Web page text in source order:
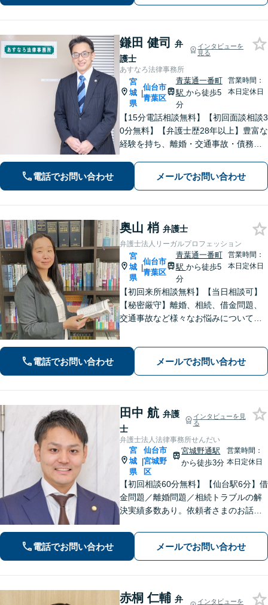
鎌田 健司
弁
護士
インタビューを
見る
あすなろ法律事務所
宮
城
県
|
仙台市
青葉区
青葉通一番町
駅 から徒歩5
分
営業時間：
本日定休日
【15分電話相談無料】【初回面談相談3
0分無料】【弁護士歴28年以上】豊富な
経験を持ち、離婚・交通事故・債務整
応。司法書士や税理士と連携。【青葉
通一番町駅5分】
電話でお問い合わせ メールでお問い合わせ
奥山 梢 弁護士
弁護士法人リーガルプロフェッション
宮
城
県
|
仙台市
青葉区
青葉通一番町
駅 から徒歩5
分
営業時間：
本日定休日
【初回来所相談無料】【当日相談可】
【秘密厳守】離婚、相続、借金問題、
交通事故など様々なお悩みについて、
軽にご相談下さい。
電話でお問い合わせ メールでお問い合わせ
田中 航 弁護
士
インタビューを見
る
弁護士法人法律事務所せんだい
宮
城
県
|
仙台市
宮城野
区
宮城野通駅
から徒歩3分
営業時間：
本日定休日
【初回相談60分無料】【仙台駅6分】借
金問題／離婚問題／相続トラブルの解
決実績多数あり。依頼者さまのお話や
決まで対応・サポートします【土曜日
も営業】交通事故や刑事事件のご相談
もお任せください【Web面談可】
電話でお問い合わせ メールでお問い合わせ
赤桐 仁輔 弁
インタビューを